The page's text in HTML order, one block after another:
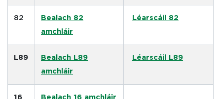
82 Bealach 82
amchláir
Léarscáil 82
L89 Bealach L89
amchláir
Léarscáil L89
16 Bealach 16 amchláir